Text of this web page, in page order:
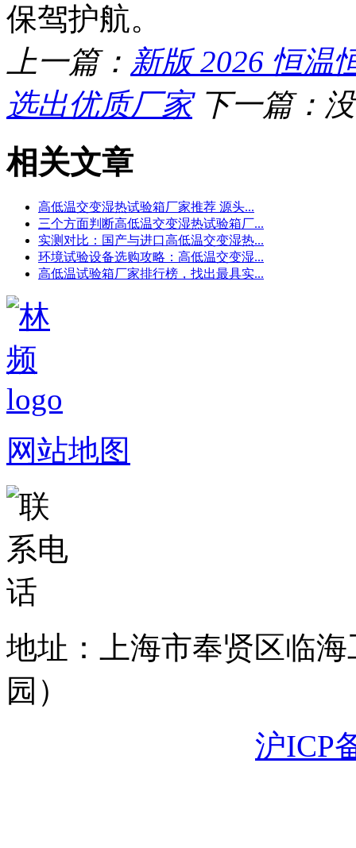
保驾护航。
上一篇： 新版 2026 恒温
选出优质厂家 下一篇：
相关文章
高低温交变湿热试验箱厂家推荐 源头...
三个方面判断高低温交变湿热试验箱厂...
实测对比：国产与进口高低温交变湿热...
环境试验设备选购攻略：高低温交变湿...
高低温试验箱厂家排行榜，找出最具实...
网站地图
地址：上海市奉贤区临
园）
沪ICP